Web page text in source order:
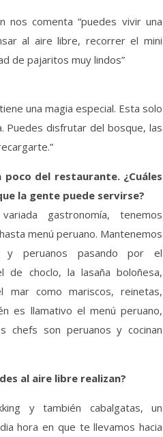
nos comenta “puedes vivir una
al aire libre, recorrer el mini
de pajaritos muy lindos”
una magia especial. Esta solo
Puedes disfrutar del bosque, las
poco del restaurante. ¿Cuáles
la gente puede servirse?
gastronomía, tenemos
menú peruano. Mantenemos
y peruanos pasando por el
de choclo, la lasaña boloñesa,
mar como mariscos, reinetas,
es llamativo el menú peruano,
chefs son peruanos y cocinan
al aire libre realizan?
y también cabalgatas, un
hora en que te llevamos hacia